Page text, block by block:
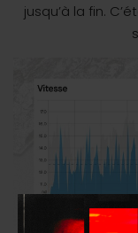
jusqu’à la fin.